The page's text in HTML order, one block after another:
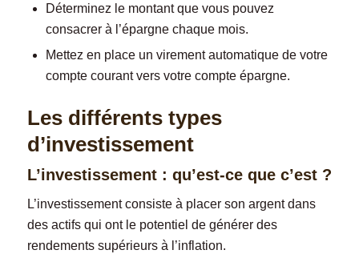
Déterminez le montant que vous pouvez
consacrer à l’épargne chaque mois.
Mettez en place un virement automatique de votre
compte courant vers votre compte épargne.
Les différents types
d’investissement
L’investissement : qu’est-ce que c’est ?
L’investissement consiste à placer son argent dans
des actifs qui ont le potentiel de générer des
rendements supérieurs à l’inflation.